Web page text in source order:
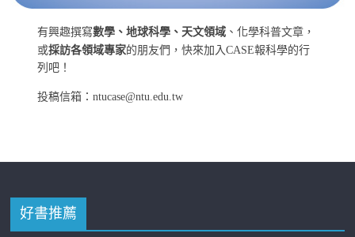
有興趣撰寫數學、地球科學、天文領域 、化學科普文章，
或採訪各領域專家的朋友們，快來加入CASE報科學的行
列吧！
投稿信箱：ntucase@ntu.edu.tw
好書推薦